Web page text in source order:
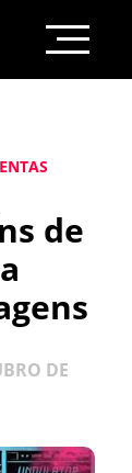
de
DE